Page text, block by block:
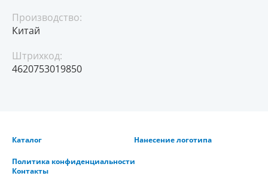
Производство:
Китай
Штрихкод:
4620753019850
Каталог Нанесение логотипа
Политика конфиденциальности
Контакты